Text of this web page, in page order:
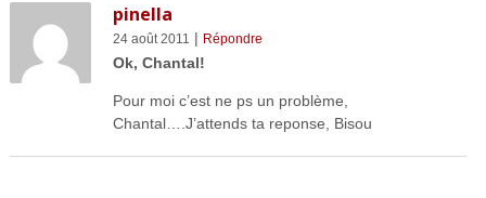
pinella
24 août 2011 | Répondre
Ok, Chantal!
Pour moi c’est ne ps un problème,
Chantal….J’attends ta reponse, Bisou